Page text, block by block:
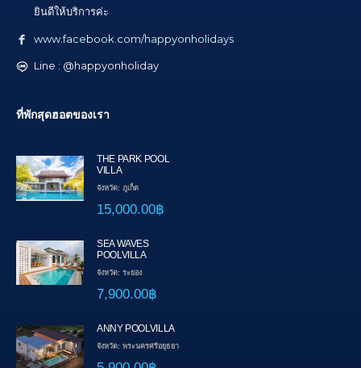
ยินดีให้บริการค่ะ
www.facebook.com/happyonholidays
Line : @happyonholiday
ที่พักสุดฮอตของเรา
THE PARK POOL
VILLA
จังหวัด: ภูเก็ต
15,000.00฿
SEA WAVES
POOLVILLA
จังหวัด: ระยอง
7,900.00฿
ANNY POOLVILLA
จังหวัด: พระนครศรีอยุธยา